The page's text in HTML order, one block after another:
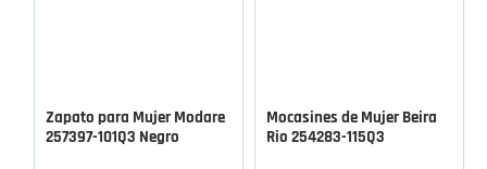
Zapato para Mujer Modare
257397-101Q3 Negro
Mocasines de Mujer Beira
Rio 254283-115Q3